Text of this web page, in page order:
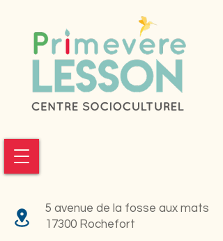
5 avenue de la fosse aux mats
17300 Rochefort